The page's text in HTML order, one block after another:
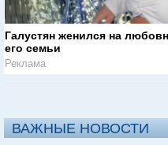
Галустян женился на
его семьи
Реклама
ВАЖНЫЕ НОВОСТИ